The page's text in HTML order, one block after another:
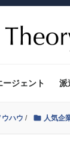
ージェント 派
ハウ / 人気企